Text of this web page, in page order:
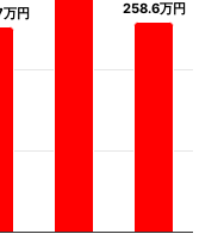
円
円 258.6万円
258.6万円